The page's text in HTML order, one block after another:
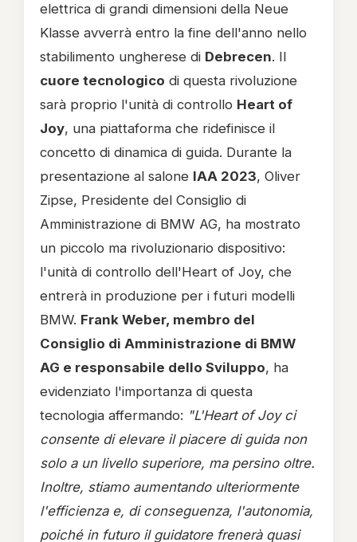
elettrica di grandi dimensioni della Neue
Klasse avverrà entro la fine dell'anno nello
stabilimento ungherese di Debrecen. Il
cuore tecnologico di questa rivoluzione
sarà proprio l'unità di controllo Heart of
Joy, una piattaforma che ridefinisce il
concetto di dinamica di guida. Durante la
presentazione al salone IAA 2023, Oliver
Zipse, Presidente del Consiglio di
Amministrazione di BMW AG, ha mostrato
un piccolo ma rivoluzionario dispositivo:
l'unità di controllo dell'Heart of Joy, che
entrerà in produzione per i futuri modelli
BMW. Frank Weber, membro del
Consiglio di Amministrazione di BMW
AG e responsabile dello Sviluppo, ha
evidenziato l'importanza di questa
tecnologia affermando: "L'Heart of Joy ci
consente di elevare il piacere di guida non
solo a un livello superiore, ma persino oltre.
Inoltre, stiamo aumentando ulteriormente
l'efficienza e, di conseguenza, l'autonomia,
poiché in futuro il guidatore frenerà quasi